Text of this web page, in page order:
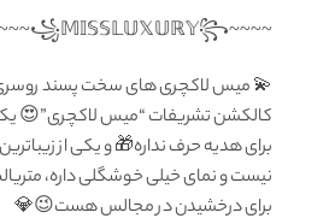
💫 میس لاکچری های سخت پسند روسری
کالکشن تشریفات “میس لاکچری”😍
برای هدیه حرف نداره🎁 و یکی از
نیست و نمای خیلی خوشگلی داره،
برای درخشیدن در مجالس هست😉💎